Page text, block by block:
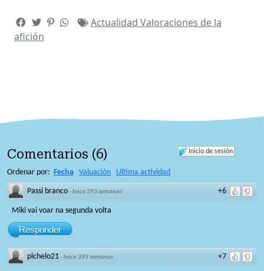
Actualidad Valoraciones de la
afición
Inicio de sesión
Comentarios (6)
Ordenar por: Fecha Valuación Ultima actividad
+6
Passi branco ·hace 393 semanas
Miki vai voar na segunda volta
Responder
+7
pichelo21 ·hace 393 semanas